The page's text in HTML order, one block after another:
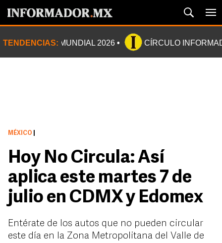
TENDENCIAS: MUNDIAL 2026 CÍRCULO
MÉXICO
Hoy No Circula: Así
aplica este martes 7 de
julio en CDMX y Edomex
Entérate de los autos que no pueden circular
este día en la Zona Metropolitana del Valle de